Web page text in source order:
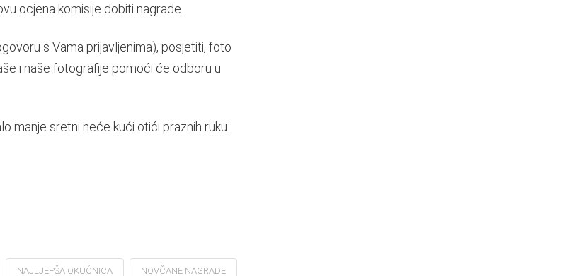
ocjena komisije dobiti nagrade.
s Vama prijavljenima), posjetiti, foto
i naše fotografije pomoći će odboru u
manje sretni neće kući otići praznih ruku.
NAJLJEPŠA OKUĆNICA NOVČANE NAGRADE